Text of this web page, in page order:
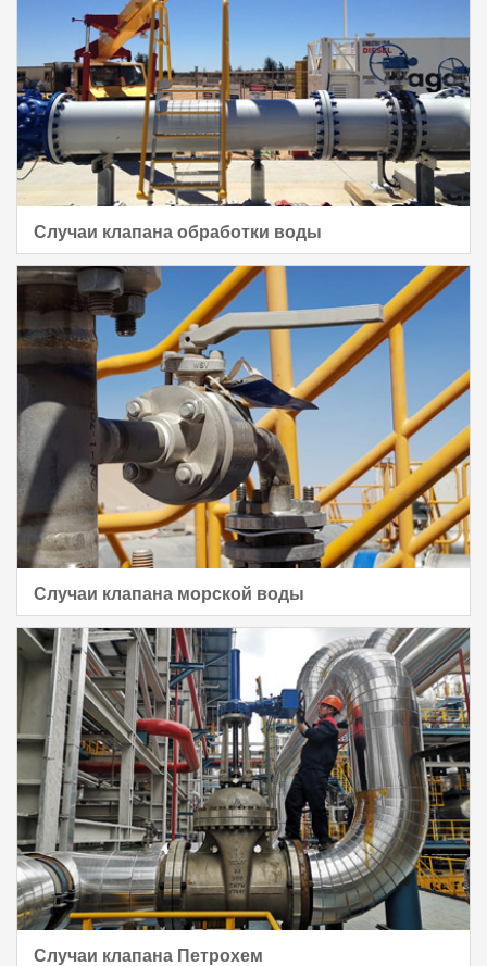
Случаи клапана обработки воды
Случаи клапана морской воды
Случаи клапана Петрохем